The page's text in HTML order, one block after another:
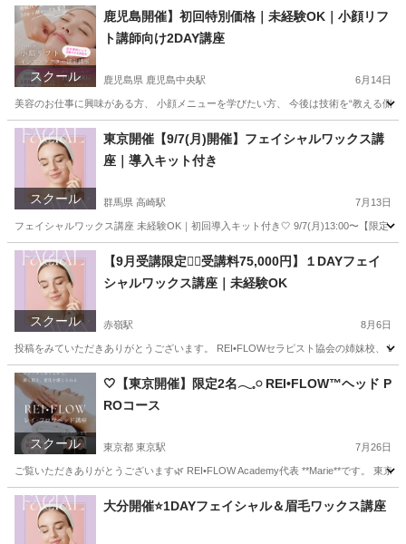
沖縄 那覇市 美容健康 つぼ
スクール
鹿児島開催】初回特別価格｜未経験OK｜小顔リフ
ト講師向け2DAY講座
鹿児島県 鹿児島中央駅 6月14日
美容のお仕事に興味がある方、 小顔メニューを学びたい方、 今後は技術を“教える側
鹿児島 鹿児島市 鹿児島中央駅 リフトアップ
スクール
東京開催【9/7(月)開催】フェイシャルワックス講
座｜導入キット付き
群馬県 高崎駅 7月13日
フェイシャルワックス講座 未経験OK｜初回導入キット付き🤍 9/7(月)13:00〜【限定
群馬 前橋市 高崎駅 スキンケア フェイシャル
スクール
【9月受講限定❤️‍🔥受講料75,000円】１DAYフェイ
シャルワックス講座｜未経験OK
赤嶺駅 8月6日
投稿をみていただきありがとうございます。 REI•FLOWセラピスト協会の姉妹校、
沖縄 那覇市 赤嶺駅 美容健康 フェイシャル
スクール
🤍【東京開催】限定2名𓂃𓈒𓏸 REI•FLOW™ヘッド P
ROコース
東京都 東京駅 7月26日
ご覧いただきありがとうございます🌿 REI•FLOW Academy代表 **Marie**です。 東
東京 江東区 東京駅
大分開催⭐️1DAYフェイシャル＆眉毛ワックス講座